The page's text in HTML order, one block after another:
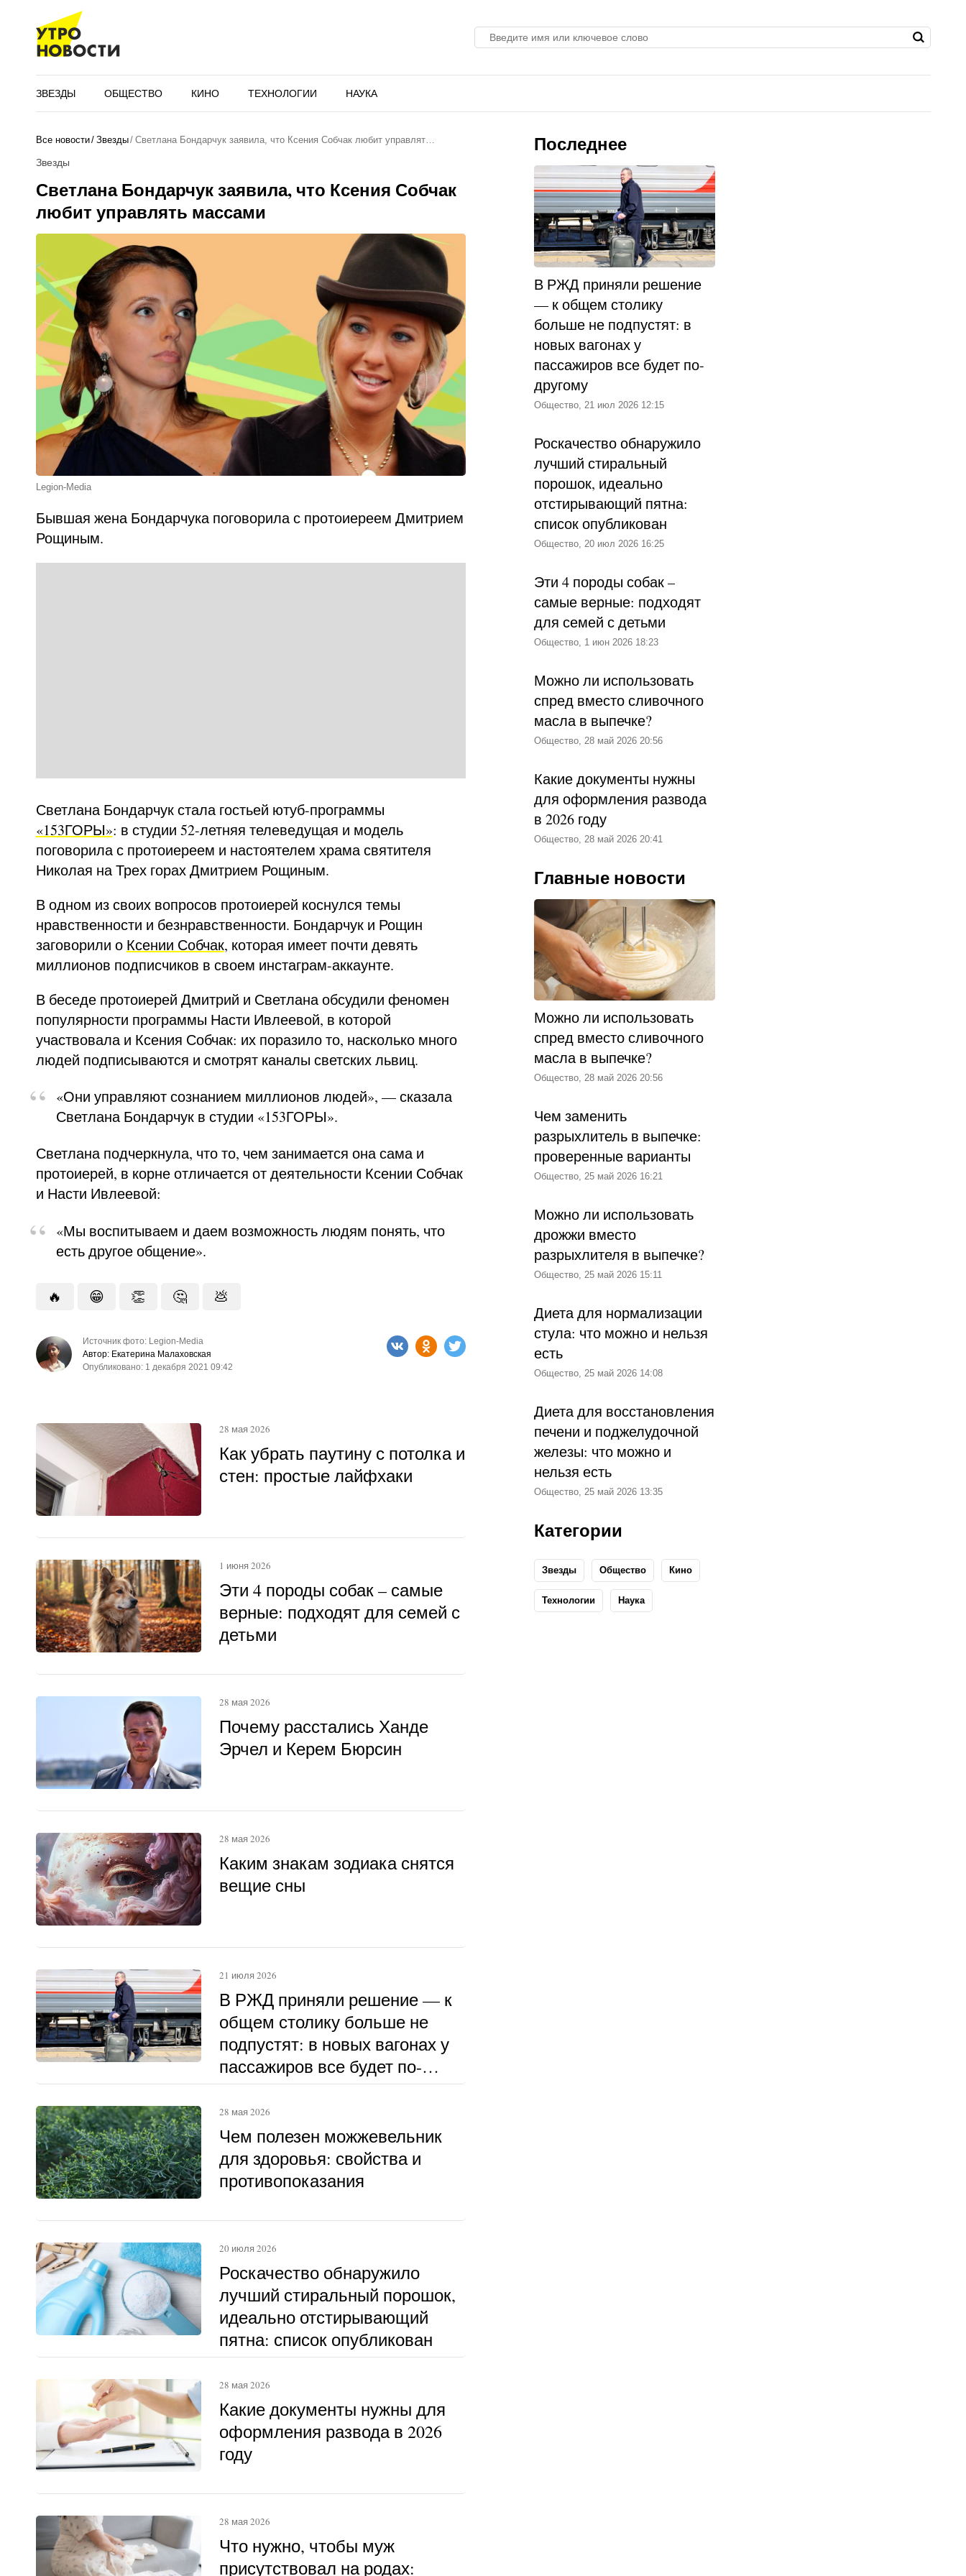
ЗВЕЗДЫ ОБЩЕСТВО КИНО ТЕХНОЛОГИИ НАУКА
Все новости Звезды Светлана Бондарчук заявила, что Ксения Собчак любит управлят…
Звезды
Светлана Бондарчук заявила, что Ксения Собчак
любит управлять массами
Legion-Media
Бывшая жена Бондарчука поговорила с протоиереем Дмитрием
Рощиным.
Светлана Бондарчук стала гостьей ютуб-программы
«153ГОРЫ»: в студии 52-летняя телеведущая и модель
поговорила с протоиереем и настоятелем храма святителя
Николая на Трех горах Дмитрием Рощиным.
В одном из своих вопросов протоиерей коснулся темы
нравственности и безнравственности. Бондарчук и Рощин
заговорили о Ксении Собчак, которая имеет почти девять
миллионов подписчиков в своем инстаграм-аккаунте.
В беседе протоиерей Дмитрий и Светлана обсудили феномен
популярности программы Насти Ивлеевой, в которой
участвовала и Ксения Собчак: их поразило то, насколько много
людей подписываются и смотрят каналы светских львиц.
«Они управляют сознанием миллионов людей», — сказала
Светлана Бондарчук в студии «153ГОРЫ».
Светлана подчеркнула, что то, чем занимается она сама и
протоиерей, в корне отличается от деятельности Ксении Собчак
и Насти Ивлеевой:
«Мы воспитываем и даем возможность людям понять, что
есть другое общение».
🔥 😁 👏 🤔 💩
Источник фото: Legion-Media
Автор: Екатерина Малаховская
Опубликовано: 1 декабря 2021 09:42
Как убрать паутину с потолка и
стен: простые лайфхаки
28 мая 2026
Эти 4 породы собак – самые
верные: подходят для семей с
детьми
1 июня 2026
Почему расстались Ханде
Эрчел и Керем Бюрсин
28 мая 2026
Каким знакам зодиака снятся
вещие сны
28 мая 2026
В РЖД приняли решение — к
общем столику больше не
подпустят: в новых вагонах у
пассажиров все будет по-
другому
21 июля 2026
Чем полезен можжевельник
для здоровья: свойства и
противопоказания
28 мая 2026
Роскачество обнаружило
лучший стиральный порошок,
идеально отстирывающий
пятна: список опубликован
20 июля 2026
Какие документы нужны для
оформления развода в 2026
году
28 мая 2026
Что нужно, чтобы муж
присутствовал на родах:
28 мая 2026
Последнее
В РЖД приняли решение
— к общем столику
больше не подпустят: в
новых вагонах у
пассажиров все будет по-
другому
Общество, 21 июл 2026 12:15
Роскачество обнаружило
лучший стиральный
порошок, идеально
отстирывающий пятна:
список опубликован
Общество, 20 июл 2026 16:25
Эти 4 породы собак –
самые верные: подходят
для семей с детьми
Общество, 1 июн 2026 18:23
Можно ли использовать
спред вместо сливочного
масла в выпечке?
Общество, 28 май 2026 20:56
Какие документы нужны
для оформления развода
в 2026 году
Общество, 28 май 2026 20:41
Главные новости
Можно ли использовать
спред вместо сливочного
масла в выпечке?
Общество, 28 май 2026 20:56
Чем заменить
разрыхлитель в выпечке:
проверенные варианты
Общество, 25 май 2026 16:21
Можно ли использовать
дрожжи вместо
разрыхлителя в выпечке?
Общество, 25 май 2026 15:11
Диета для нормализации
стула: что можно и нельзя
есть
Общество, 25 май 2026 14:08
Диета для восстановления
печени и поджелудочной
железы: что можно и
нельзя есть
Общество, 25 май 2026 13:35
Категории
Звезды Общество Кино
Технологии Наука